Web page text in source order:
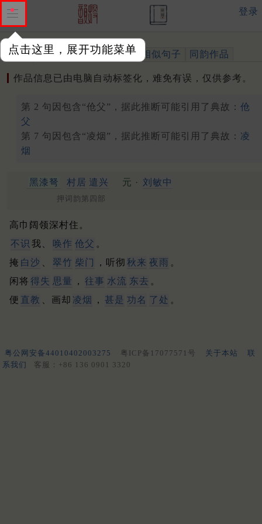
点击这里，展开功能菜单
登录
作品 标注四声 出处、引用 相似句子 同韵作品
作品信息已由电脑自动标签化，难免有误，仅供参考。
第 2 句因包含“伧父”，据此推断可能引用了典故： 伧
父
第 7 句因包含“凌烟”，据此推断可能引用了典故： 凌
烟
黑漆弩 村居 遣兴 元 · 刘敏中
押词韵第四部
高巾阔领深村住。
不识 我、 唤作 伧父 。
掩 白沙 翠竹 柴门 ，听彻 秋来 夜雨 。
闲将 得失 思量 ， 往事 水流 东去 。
便 直教 、画却 凌烟 ， 甚是 功名 了处 。
粤公网安备44010402003275 粤ICP备17077571号 关于本站
联
系我们
客服：+86 136 0901 3320